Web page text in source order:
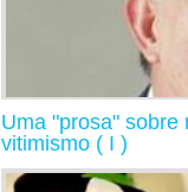
Uma "prosa" sobre
vitimismo ( I )